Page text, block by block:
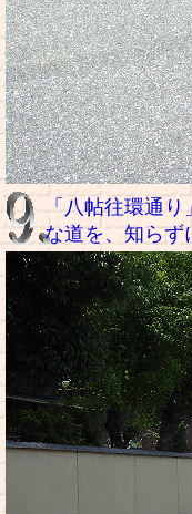
「八帖往環通
な道を、知らず